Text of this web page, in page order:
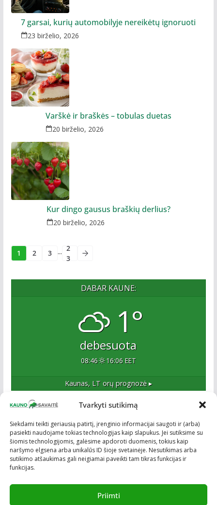
Tvarkyti sutikimą
Siekdami teikti geriausią patirtį, įrenginio informacijai saugoti ir (arba)
pasiekti naudojame tokias technologijas kaip slapukus. Jei sutiksime su
šiomis technologijomis, galėsime apdoroti duomenis, tokius kaip
naršymo elgsena arba unikalūs ID šioje svetainėje. Nesutikimas arba
sutikimo atšaukimas gali neigiamai paveikti tam tikras funkcijas ir
funkcijas.
Priimti
7 garsai, kurių automobilyje nereikėtų ignoruoti
23 birželio, 2026
Varškė ir braškės – tobulas duetas
20 birželio, 2026
Kur dingo gausus braškių derlius?
20 birželio, 2026
1 2 3 ... 2
3
DABAR KAUNE:
1°
debesuota
08:46 16:06 EET
Kaunas, LTorų prognozė ▸
Esame naujas Kaune, tačiau veržlus ir profesionalus
kolektyvas. Ne naujokai žiniasklaidoje. Į Kauną
žengiame tvirtai įsitikinę savo sėkme.